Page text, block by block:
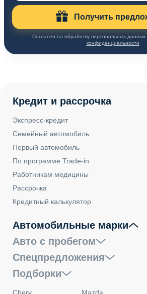
Получить
Согласен на обработку персональных данных
конфиденциальности
Кредит и рассрочка
Экспресс-кредит
Семейный автомобиль
Первый автомобиль
По программе Trade-in
Работникам медицины
Рассрочка
Кредитный калькулятор
Автомобильные марки
Авто с пробегом
Спецпредложения
Подборки